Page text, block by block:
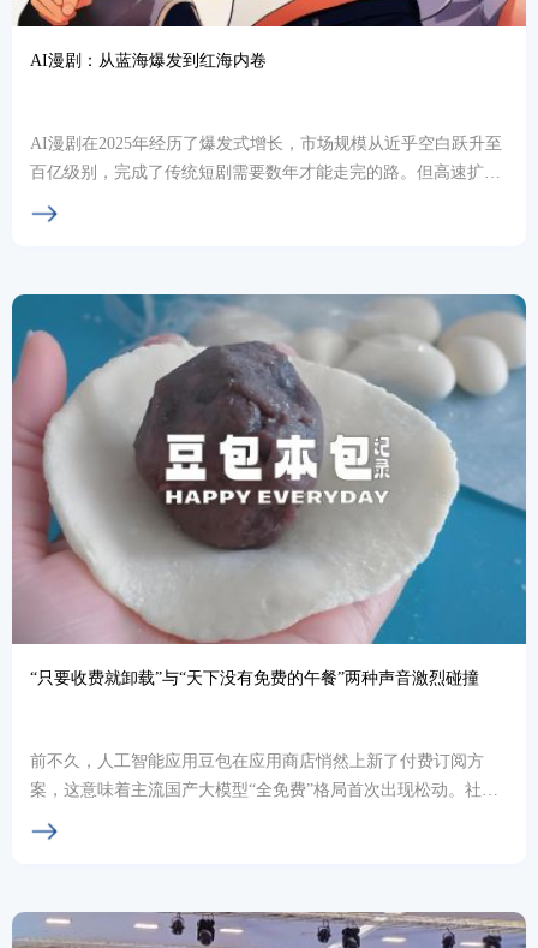
AI漫剧：从蓝海爆发到红海内卷
AI漫剧在2025年经历了爆发式增长，市场规模从近乎空白跃升至
百亿级别，完成了传统短剧需要数年才能走完的路。但高速扩张
后，行业正面临从&quot;野蛮生长&qu...
“只要收费就卸载”与“天下没有免费的午餐”两种声音激烈碰撞
前不久，人工智能应用豆包在应用商店悄然上新了付费订阅方
案，这意味着主流国产大模型“全免费”格局首次出现松动。社交
媒体上，“只要收费就卸载”与“天下没有免费的午餐...